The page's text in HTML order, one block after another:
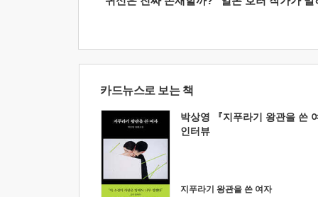
카드뉴스로 보는 책
박상영 『지푸라기 왕관을 쓴
인터뷰
지푸라기 왕관을 쓴 여자